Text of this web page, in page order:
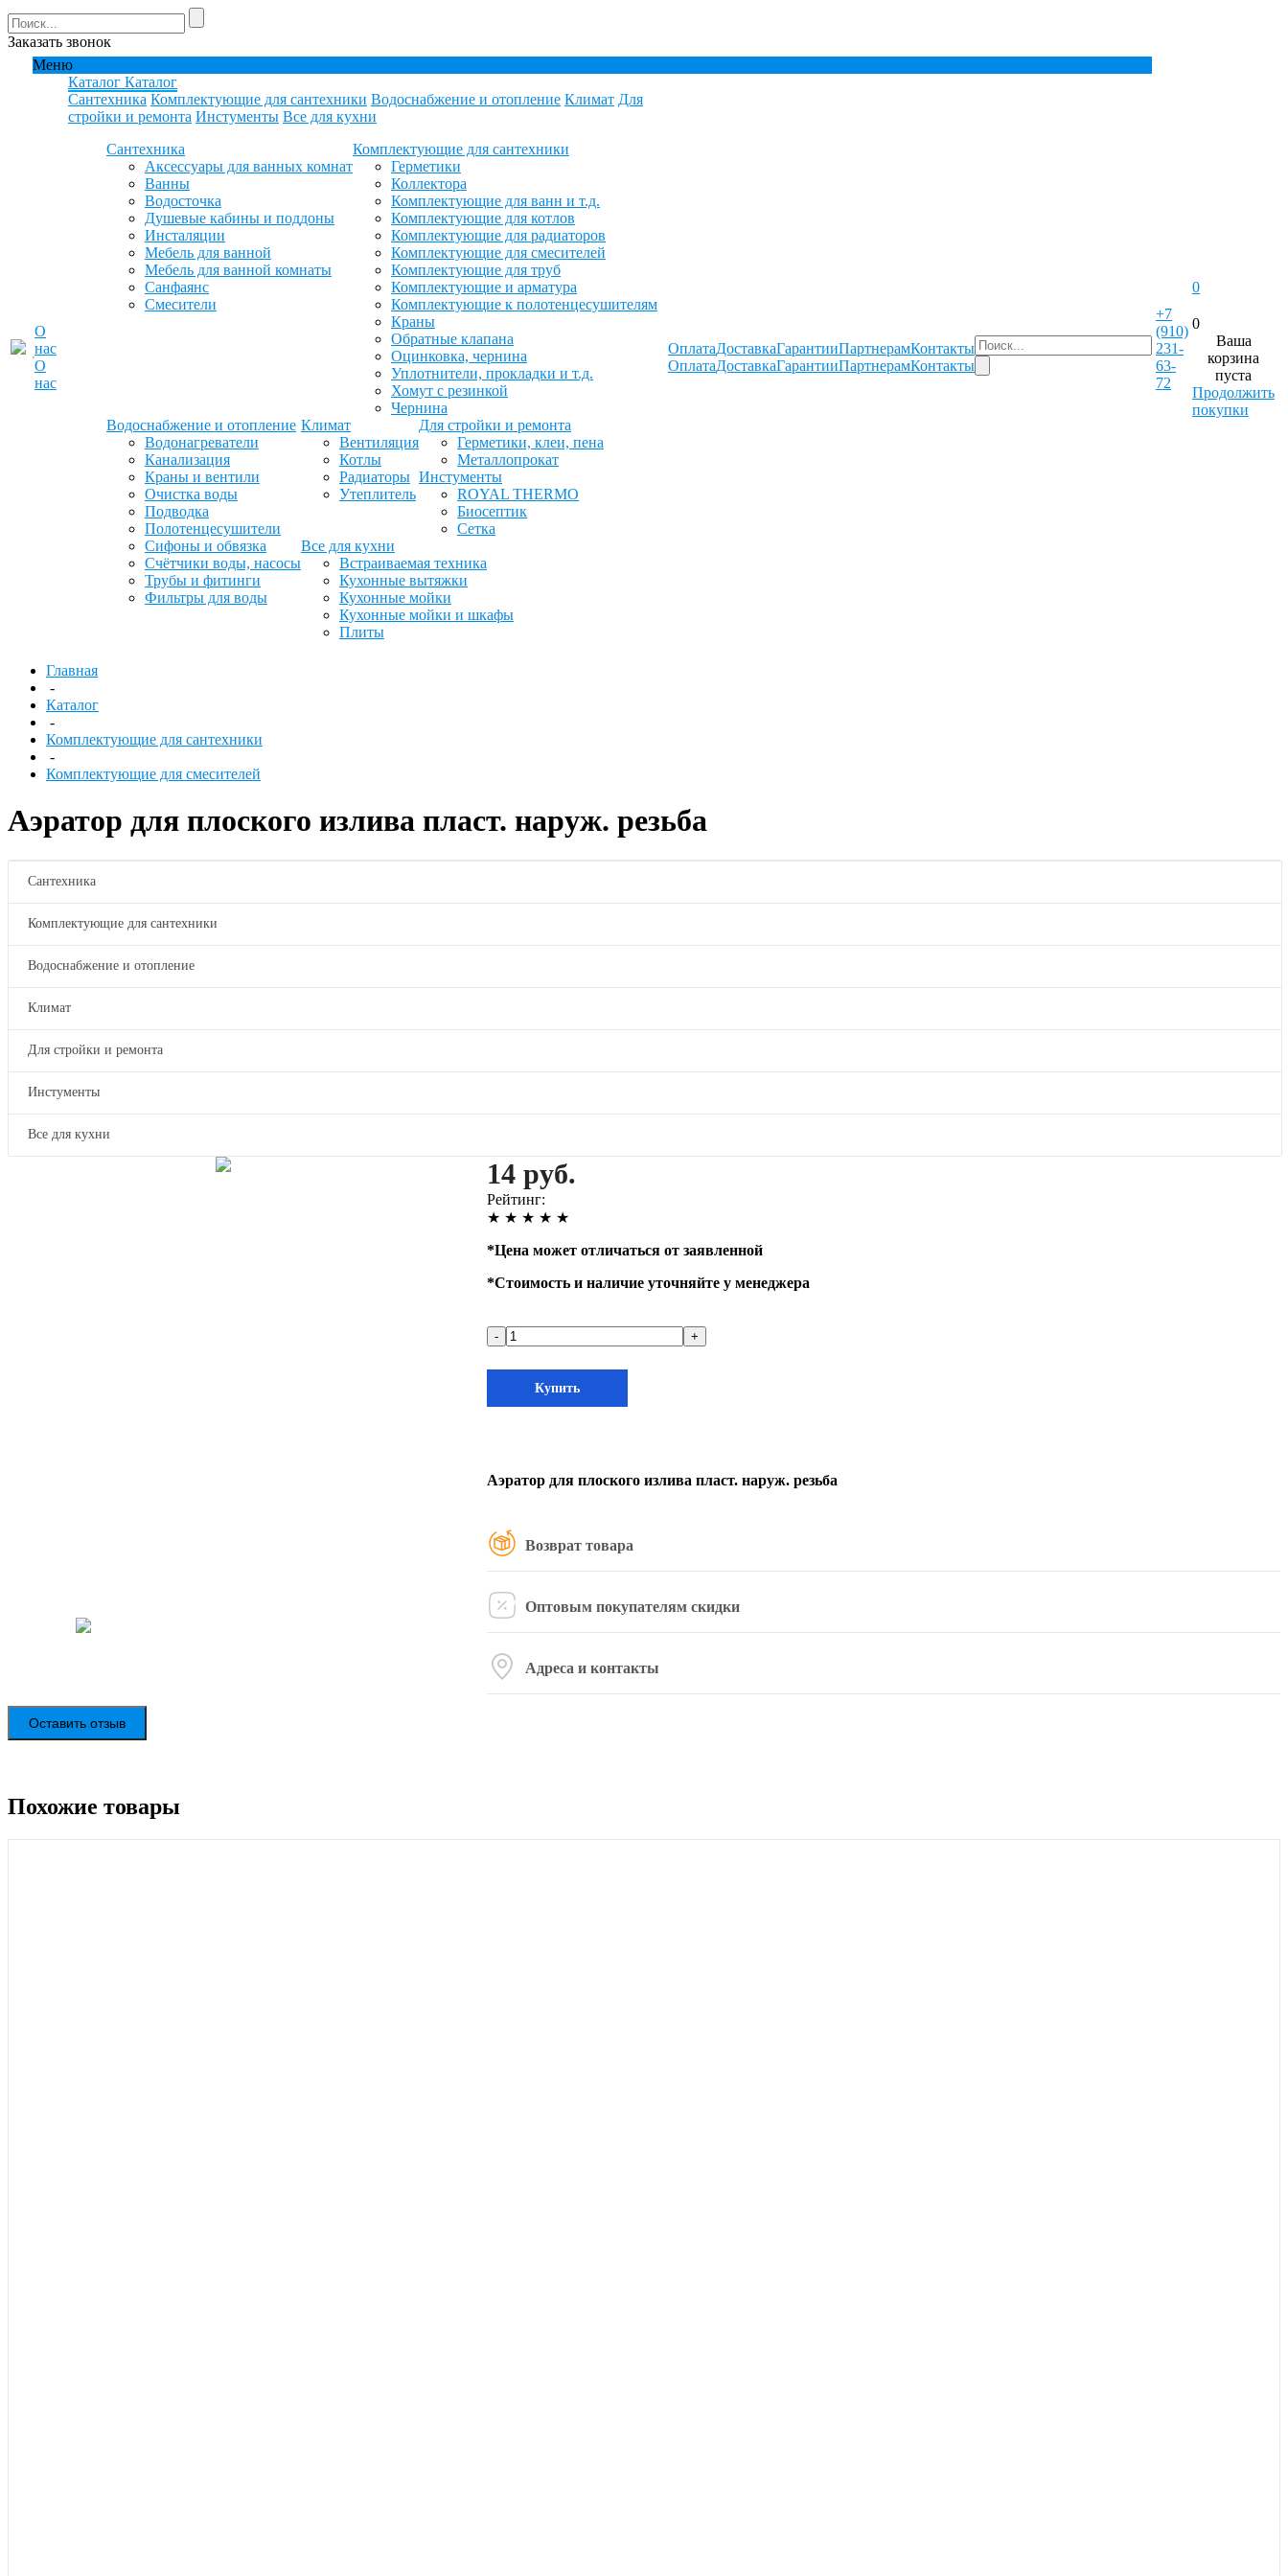
Заказать звонок
Меню
О
нас
О
нас
Каталог Каталог
Сантехника Комплектующие для сантехники Водоснабжение и отопление Климат Для
стройки и ремонта Инстументы Все для кухни
Сантехника
Аксессуары для ванных комнат
Ванны
Водосточка
Душевые кабины и поддоны
Инсталяции
Мебель для ванной
Мебель для ванной комнаты
Санфаянс
Смесители
Комплектующие для сантехники
Герметики
Коллектора
Комплектующие для ванн и т.д.
Комплектующие для котлов
Комплектующие для радиаторов
Комплектующие для смесителей
Комплектующие для труб
Комплектующие и арматура
Комплектующие к полотенцесушителям
Краны
Обратные клапана
Оцинковка, чернина
Уплотнители, прокладки и т.д.
Хомут с резинкой
Чернина
Водоснабжение и отопление
Водонагреватели
Канализация
Краны и вентили
Очистка воды
Подводка
Полотенцесушители
Сифоны и обвязка
Счётчики воды, насосы
Трубы и фитинги
Фильтры для воды
Климат
Вентиляция
Котлы
Радиаторы
Утеплитель
Для стройки и ремонта
Герметики, клеи, пена
Металлопрокат
Инстументы
ROYAL THERMO
Биосептик
Сетка
Все для кухни
Встраиваемая техника
Кухонные вытяжки
Кухонные мойки
Кухонные мойки и шкафы
Плиты
Оплата
Оплата
Доставка
Доставка
Гарантии
Гарантии
Партнерам
Партнерам
Контакты
Контакты
+7
(910)
231-
63-
72
0
0
Ваша
корзина
пуста
Продолжить
покупки
Главная
-
Каталог
-
Комплектующие для сантехники
-
Комплектующие для смесителей
Аэратор для плоского излива пласт. наруж. резьба
Сантехника
Комплектующие для сантехники
Водоснабжение и отопление
Климат
Для стройки и ремонта
Инстументы
Все для кухни
14 руб.
Рейтинг:
★ ★ ★ ★ ★
*Цена может отличаться от заявленной
*Стоимость и наличие уточняйте у менеджера
- +
Купить
Аэратор для плоского излива пласт. наруж. резьба
Возврат товара
Оптовым покупателям скидки
Адреса и контакты
Оставить отзыв
Похожие товары